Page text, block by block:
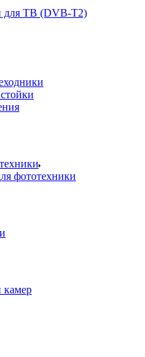
для ТВ (DVB-T2)
фототехники
камер